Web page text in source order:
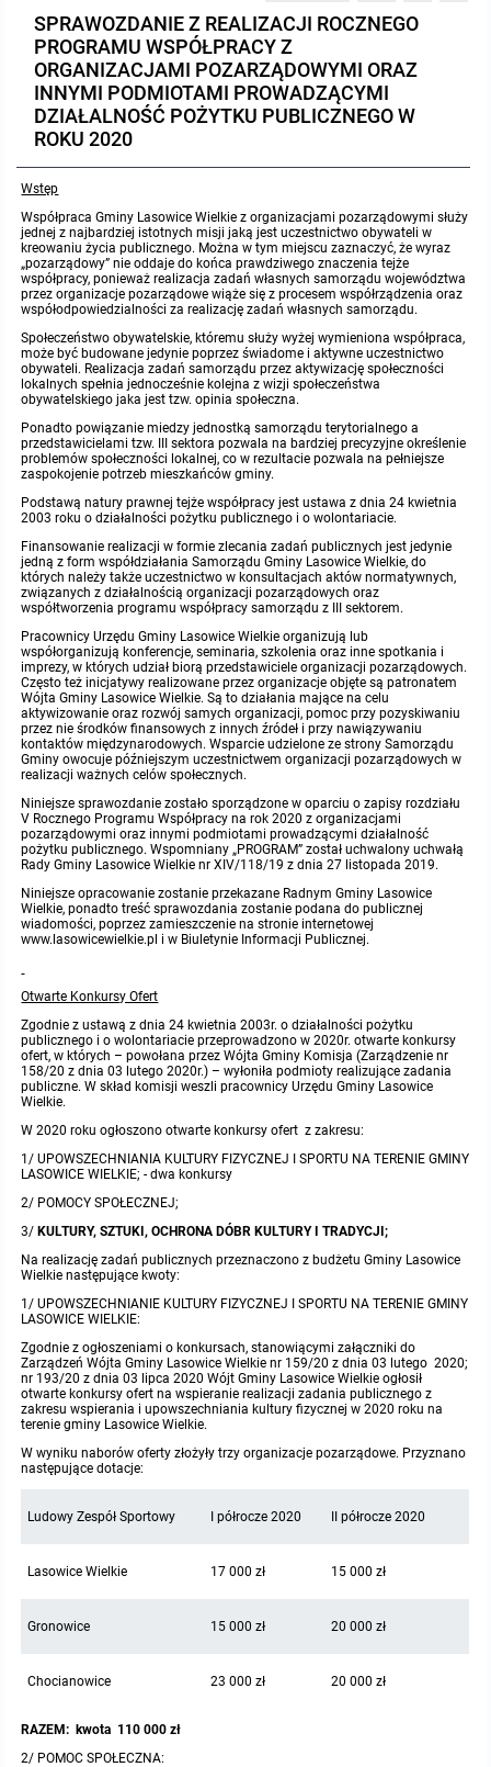
Protokoły z posiedzeń sesji 2023
Protokoły z posiedzeń sesji 2022
Protokoły z posiedzeń sesji 2021
Protokoły z posiedzeń sesji 2020
Protokoły z posiedzeń sesji 2019
Protokoły z posiedzeń sesji 2018
Protokoły z posiedzeń sesji 2017
Protokoły z posiedzeń sesji 2017
Protokoły z posiedzeń sesji 2016
Protokoły z posiedzeń sesji 2015
Protokoły z posiedzeń sesji 2014
Protokoły z posiedzeń sesji 2013
Protokoły z posiedzeń sesji 2012
Protokoły z posiedzeń sesji 2011
Protokoły z posiedzeń sesji 2010
Dyżury Przewodniczącego Rady Gminy
Wspólne posiedzenia Komisji Rady Gminy Lasowice Wielkie
Doraźna komisji ds. wyboru ławników
Uchwały Rady Gminy 2009-2014
Uchwały Rady Gminy do 2007
Informacje o finansach publicznych
Opinie Regionalnej Izby Obrachunkowej
Strategia rozwoju
Regulamin organizacyjny
Gospodarka przestrzenna
Raport dostępności
Kogo dotyczy BIP?
Co powinien zawierać BIP?
Podstawy prawne
Formularz oświadczenia BIP
MENU PRZEDMIOTOWE
Instytucje Gminne
JEDNOSTKI ORGANIZACYJNE
Zespół Szkolno-Przedszkolny w Chocianowicach
Zespół Szkolno-Przedszkolny w Lasowicach Wielkich
Biblioteka Publiczna
Zarządzenia Wójta
Zarządzenia Wójta 2018-2023
Zarządzenia Wójta Gminy w 2010 roku
Zarządzenia Wójta Gminy w 2011 r.
Zarządzenia Wójta do 2007
Zarządzenia w 2008 roku
Formularze na podatki lokalne obowiązujące od 1 lipca 2019 r.
Umorzenia
Podatki i opłaty lokalne
Preferencyjny zakup węgla
Oświadczenia majątkowe radnych i pracowników
Obwieszczenia i ogłoszenia
Informacje publiczne archiwalne
Informacje o środowisku
Praca w Urzędzie
Ogłoszenia o naborze
Informacja o wynikach naboru
Ochrona Środowiska
Rejestr działalności regulowanej
Roczne sprawozdania z gospodarki odpadami
Analiza stanu gospodarki odpadami
Okresowa ocena jakości wody
Sprawozdanie okresowe z realizacji programu ochrony powietrza
Przetargi
Platforma e-Zamówienia
Ogłoszenia dodatkowe
Odpowiedzi na zapytania
Informacja z otwarcia ofert
Plan Postępowań
Informacje o wyborze ofert
Gminna Ewidencja Zabytków Gminy Lasowice Wielkie
Planowanie i zagospodarowanie przestrzenne
Studium uwarunkowań i kierunków zagospodarowania przestrzennego
Obowiązujące
W trakcie opracowania
Miejscowe plany zagospodarowania przestrzennego
Obowiązujące
W trakcie opracowania
Plan ogólny gminy
Obowiązujący
Formularze dotyczące aktów planowania przestrzennego
Zbiory danych przestrzennych
Analizy zmian w zagospodarowaniu przestrzennym
Zaproszenia do składania ofert
Archiwum BIP
OGŁOSZENIA
Taryfy dla zbiorowego zaopatrzenia w wodę i zbiorowego odprowadzania
Wielkie
Ochrona danych osobowych
Punkty nieodpłatnej pomocy prawnej
INNE
Gminna Komisja Rozwiązywania Problemów Alkoholowych
Skargi, wnioski i petycje
Wybory Ławników 2024r.
Audyt
SPRAWOZDANIE Z REALIZACJI ROCZNEGO
PROGRAMU WSPÓŁPRACY Z
ORGANIZACJAMI POZARZĄDOWYMI ORAZ
INNYMI PODMIOTAMI PROWADZĄCYMI
DZIAŁALNOŚĆ POŻYTKU PUBLICZNEGO W
ROKU 2020
Wstęp
Współpraca Gminy Lasowice Wielkie z organizacjami pozarządowymi służy
jednej z najbardziej istotnych misji jaką jest uczestnictwo obywateli w
kreowaniu życia publicznego. Można w tym miejscu zaznaczyć, że wyraz
„pozarządowy” nie oddaje do końca prawdziwego znaczenia tejże
współpracy, ponieważ realizacja zadań własnych samorządu województwa
przez organizacje pozarządowe wiąże się z procesem współrządzenia oraz
współodpowiedzialności za realizację zadań własnych samorządu.
Społeczeństwo obywatelskie, któremu służy wyżej wymieniona współpraca,
może być budowane jedynie poprzez świadome i aktywne uczestnictwo
obywateli. Realizacja zadań samorządu przez aktywizację społeczności
lokalnych spełnia jednocześnie kolejna z wizji społeczeństwa
obywatelskiego jaka jest tzw. opinia społeczna.
Ponadto powiązanie miedzy jednostką samorządu terytorialnego a
przedstawicielami tzw. III sektora pozwala na bardziej precyzyjne określenie
problemów społeczności lokalnej, co w rezultacie pozwala na pełniejsze
zaspokojenie potrzeb mieszkańców gminy.
Podstawą natury prawnej tejże współpracy jest ustawa z dnia 24 kwietnia
2003 roku o działalności pożytku publicznego i o wolontariacie.
Finansowanie realizacji w formie zlecania zadań publicznych jest jedynie
jedną z form współdziałania Samorządu Gminy Lasowice Wielkie, do
których należy także uczestnictwo w konsultacjach aktów normatywnych,
związanych z działalnością organizacji pozarządowych oraz
współtworzenia programu współpracy samorządu z III sektorem.
Pracownicy Urzędu Gminy Lasowice Wielkie organizują lub
współorganizują konferencje, seminaria, szkolenia oraz inne spotkania i
imprezy, w których udział biorą przedstawiciele organizacji pozarządowych.
Często też inicjatywy realizowane przez organizacje objęte są patronatem
Wójta Gminy Lasowice Wielkie. Są to działania mające na celu
aktywizowanie oraz rozwój samych organizacji, pomoc przy pozyskiwaniu
przez nie środków finansowych z innych źródeł i przy nawiązywaniu
kontaktów międzynarodowych. Wsparcie udzielone ze strony Samorządu
Gminy owocuje późniejszym uczestnictwem organizacji pozarządowych w
realizacji ważnych celów społecznych.
Niniejsze sprawozdanie zostało sporządzone w oparciu o zapisy rozdziału
V Rocznego Programu Współpracy na rok 2020 z organizacjami
pozarządowymi oraz innymi podmiotami prowadzącymi działalność
pożytku publicznego. Wspomniany „PROGRAM” został uchwalony uchwałą
Rady Gminy Lasowice Wielkie nr XIV/118/19 z dnia 27 listopada 2019.
Niniejsze opracowanie zostanie przekazane Radnym Gminy Lasowice
Wielkie, ponadto treść sprawozdania zostanie podana do publicznej
wiadomości, poprzez zamieszczenie na stronie internetowej
www.lasowicewielkie.pl i w Biuletynie Informacji Publicznej.
Otwarte Konkursy Ofert
Zgodnie z ustawą z dnia 24 kwietnia 2003r. o działalności pożytku
publicznego i o wolontariacie przeprowadzono w 2020r. otwarte konkursy
ofert, w których – powołana przez Wójta Gminy Komisja (Zarządzenie nr
158/20 z dnia 03 lutego 2020r.) – wyłoniła podmioty realizujące zadania
publiczne. W skład komisji weszli pracownicy Urzędu Gminy Lasowice
Wielkie.
W 2020 roku ogłoszono otwarte konkursy ofert z zakresu:
1/ UPOWSZECHNIANIA KULTURY FIZYCZNEJ I SPORTU NA TERENIE GMINY
LASOWICE WIELKIE; - dwa konkursy
2/ POMOCY SPOŁECZNEJ;
3/ KULTURY, SZTUKI, OCHRONA DÓBR KULTURY I TRADYCJI;
Na realizację zadań publicznych przeznaczono z budżetu Gminy Lasowice
Wielkie następujące kwoty:
1/ UPOWSZECHNIANIE KULTURY FIZYCZNEJ I SPORTU NA TERENIE GMINY
LASOWICE WIELKIE:
Zgodnie z ogłoszeniami o konkursach, stanowiącymi załączniki do
Zarządzeń Wójta Gminy Lasowice Wielkie nr 159/20 z dnia 03 lutego 2020;
nr 193/20 z dnia 03 lipca 2020 Wójt Gminy Lasowice Wielkie ogłosił
otwarte konkursy ofert na wspieranie realizacji zadania publicznego z
zakresu wspierania i upowszechniania kultury fizycznej w 2020 roku na
terenie gminy Lasowice Wielkie.
W wyniku naborów oferty złożyły trzy organizacje pozarządowe. Przyznano
następujące dotacje:
Ludowy Zespół Sportowy I półrocze 2020 II półrocze 2020
Lasowice Wielkie 17 000 zł 15 000 zł
Gronowice 15 000 zł 20 000 zł
Chocianowice 23 000 zł 20 000 zł
RAZEM: kwota 110 000 zł
2/ POMOC SPOŁECZNA: